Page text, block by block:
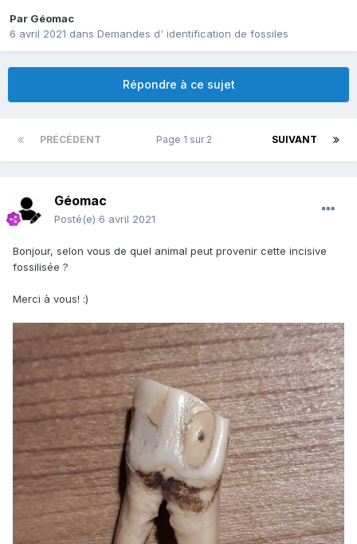
Par Géomac
6 avril 2021 dans Demandes d' identification de fossiles
Répondre à ce sujet
PRÉCÉDENT SUIVANT
Page 1 sur 2
Géomac
Posté(e) 6 avril 2021
Bonjour, selon vous de quel animal peut provenir cette incisive
fossilisée ?
Merci à vous! :)